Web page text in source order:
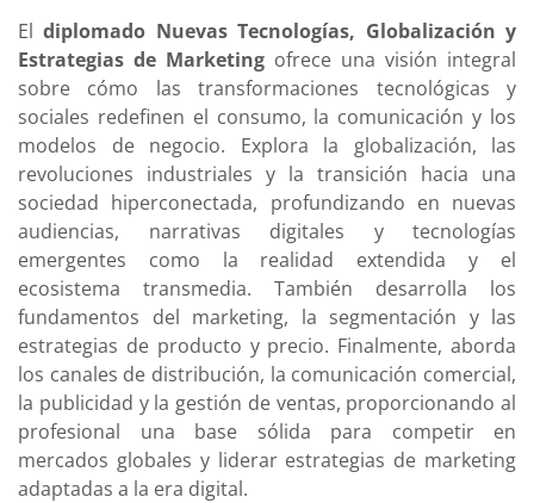
Eldiplomado Nuevas Tecnologías, Globalización y
Estrategias de Marketing ofrece una visión integral
sobre cómo las transformaciones tecnológicas y
sociales redefinen el consumo, la comunicación y los
modelos de negocio. Explora la globalización, las
revoluciones industriales y la transición hacia una
sociedad hiperconectada, profundizando en nuevas
audiencias, narrativas digitales y tecnologías
emergentes como la realidad extendida y el
ecosistema transmedia. También desarrolla los
fundamentos del marketing, la segmentación y las
estrategias de producto y precio. Finalmente, aborda
los canales de distribución, la comunicación comercial,
la publicidad y la gestión de ventas, proporcionando al
profesional una base sólida para competir en
mercados globales y liderar estrategias de marketing
adaptadas a la era digital.